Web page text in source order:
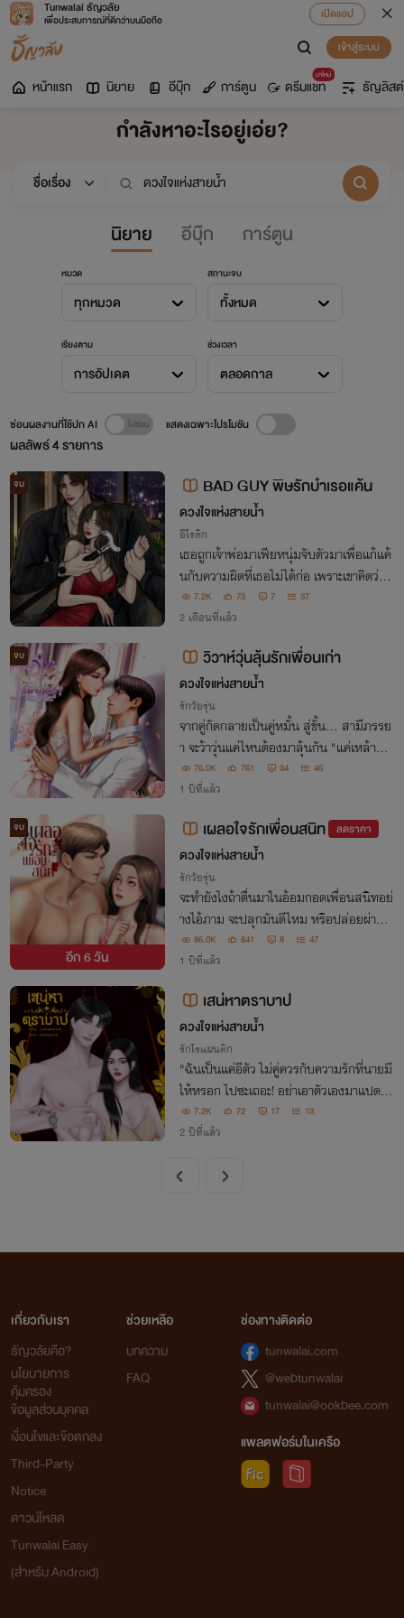
Tunwalai ธัญวลัย
เพื่อประสบการณ์ที่ดีกว่าบนมือถือ
เปิดแอป
เข้าสู่ระบบ
หน้าแรก นิยาย อีบุ๊ก การ์ตูน
มาใหม่
ดรีมแชท ธัญลิสต์
กำลังหาอะไรอยู่เอ่ย?
นิยาย อีบุ๊ก การ์ตูน
หมวด
ทุกหมวด
สถานะจบ
ทั้งหมด
เรียงตาม
การอัปเดต
ช่วงเวลา
ตลอดกาล
ผลลัพธ์4รายการ
ซ่อนผลงานที่ใช้ปก AI แสดงเฉพาะโปรโมชัน
จบ BAD GUY พิษรักบำเรอแค้น
ดวงใจแห่งสายน้ำ​
อีโรติก
เธอถูกเจ้าพ่อมาเฟียหนุ่ม​จับตัวมาเพื่อแก้แค้
นกับความผิดที่เธอไม่ได้ก่อ เพราะเขาคิดว่าเธ
อคือ 'เฟรญ่า'​ พี่สาวฝาแฝด​ของเธอ ที่อาจจะ
มีส่วนรู้เห็นกับการตายปริศนา​ของ 'ศรัณย์​'​
7.2K 73 7 37
2 เดือนที่แล้ว
จบ วิวาห์​วุ่นลุ้นรักเพื่อนเก่า
ดวงใจแห่งสายน้ำ​
รักวัยรุ่น
จากคู่กัดกลายเป็นคู่หมั้น สู่ขั้น... สามีภรรย
า​ จะว้าวุ่น​แค่ไหนต้องมาลุ้นกัน "แค่เหล้าแก้
วเดียวเท่านั้นทำให้ต้องมาแต่งงานกับคนที่ไ
ม่ขี้ชอบหน้าแบบสายฟ้าแลบ!!"
76.0K 761 34 46
1 ปีที่แล้ว
จบ
อีก6 วัน
เผลอใจรักเพื่อนสนิท ลดราคา
ดวงใจแห่งสายน้ำ​
รักวัยรุ่น
จะทำยังไงถ้าตื่นมาในอ้อมกอดเพื่อนสนิทอย่
างไอ้ภาม จะปลุกมันดีไหม หรือปล่อยผ่าน
ทำเหมือนไม่มีอะไรเกิดขึ้นดี แต่เรื่องนี้มีบทส
รุปอยู่ว่า..."ใครรู้สึกก่อน แพ้!!"
86.0K 841 8 47
1 ปีที่แล้ว
เสน่หาตราบาป
ดวงใจแห่งสายน้ำ​
รักโรแมนติก
"ฉันเป็นแค่อีตัว ไม่คู่ควร​กับความรักที่นายมี
ให้หรอก ไปซะเถอะ! อย่าเอาตัวเองมาแปดเปื้
อน​กับผู้หญิง​แบบฉัน"
7.2K 72 17 13
2 ปีที่แล้ว
เกี่ยวกับเรา
ธัญวลัยคือ?
นโยบายการ
คุ้มครอง
ข้อมูลส่วนบุคคล
เงื่อนไขและข้อตกลง
Third-Party
Notice
ดาวน์โหลด
Tunwalai Easy
(สำหรับ Android)
ช่วยเหลือ
บทความ
FAQ
ช่องทางติดต่อ
tunwalai.com
@webtunwalai
tunwalai@ookbee.com
แพลตฟอร์มในเครือ